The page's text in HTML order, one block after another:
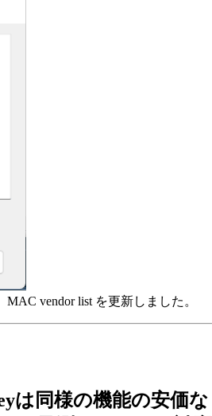
vendor list を更新しました。
は同様の機能の安価な